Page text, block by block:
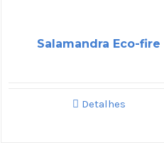
Salamandra Eco-fire
Detalhes